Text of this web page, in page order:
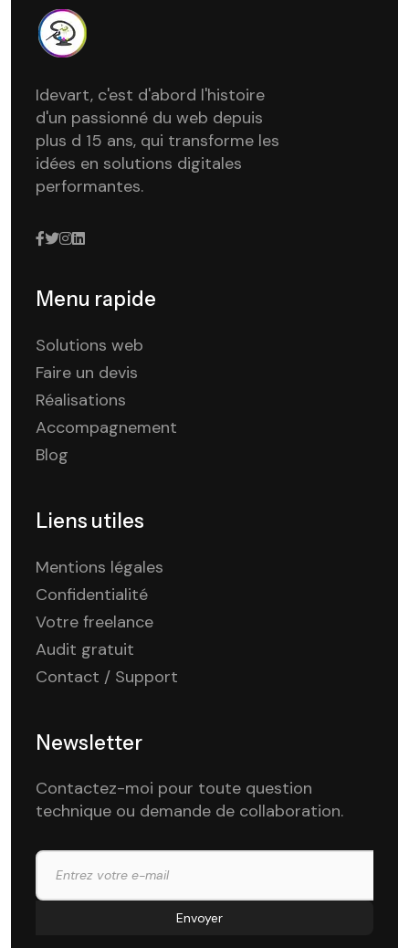
Idevart, c'est d'abord l'histoire
d'un passionné du web depuis
plus d 15 ans, qui transforme les
idées en solutions digitales
performantes.
Menu rapide
Solutions web
Faire un devis
Réalisations
Accompagnement
Blog
Liens utiles
Mentions légales
Confidentialité
Votre freelance
Audit gratuit
Contact / Support
Newsletter
Contactez-moi pour toute question
technique ou demande de collaboration.